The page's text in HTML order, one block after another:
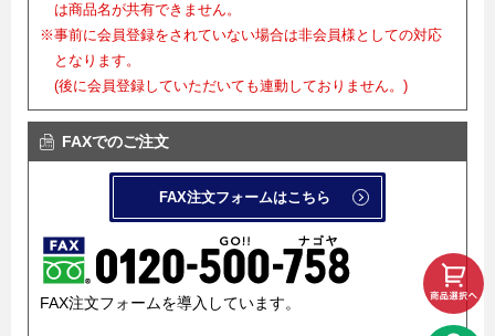
は商品名が共有できません。
※事前に会員登録をされていない場合は非会員様としての対応
となります。
(後に会員登録していただいても連動しておりません。)
FAXでのご注文
FAX注文フォームはこちら
FAX注文フォームを導入しています。